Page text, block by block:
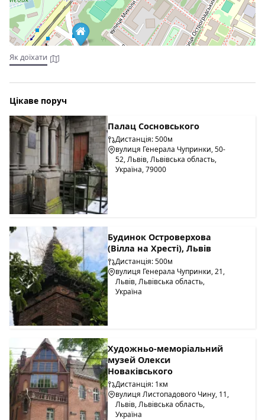
Як доїхати
Цікаве поруч
Палац Сосновського
Дистанція: 500м
вулиця Генерала Чупринки, 50-
52, Львів, Львівська область,
Україна, 79000
Будинок Островерхова
(Вілла на Хресті), Львів
Дистанція: 500м
вулиця Генерала Чупринки, 21,
Львів, Львівська область,
Україна
Художньо-меморіальний
музей Олекси
Новаківського
Дистанція: 1км
вулиця Листопадового Чину, 11,
Львів, Львівська область,
Україна